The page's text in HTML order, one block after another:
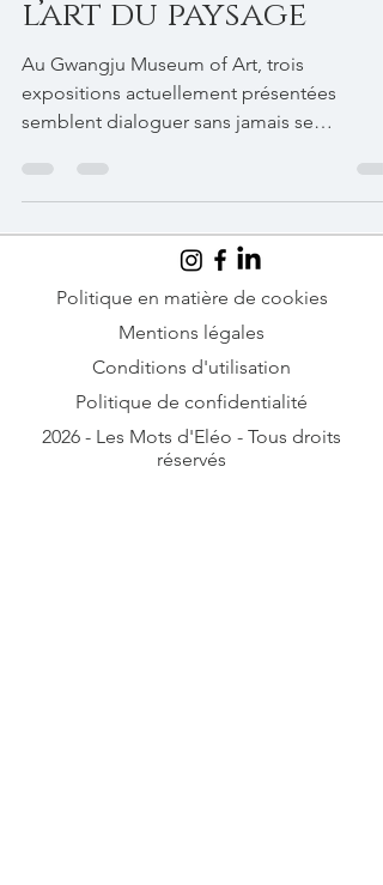
coréenne réinvente
l’art du paysage
Au Gwangju Museum of Art, trois
expositions actuellement présentées
semblent dialoguer sans jamais se
ressembler. L’une affronte la violence du
l’histoire artistique du sud de la Corée et
paysages intérieurs, tandis que la dernière
transforme la terre elle-même en matière
picturale. Trois visions radicalement
différentes de l’art coréen moderne et
contemporain, traversées pourtant par une
même question : comment représenter ce
Politique en matière de cookies
Mentions légales
Conditions d'utilisation
Politique de confidentialité